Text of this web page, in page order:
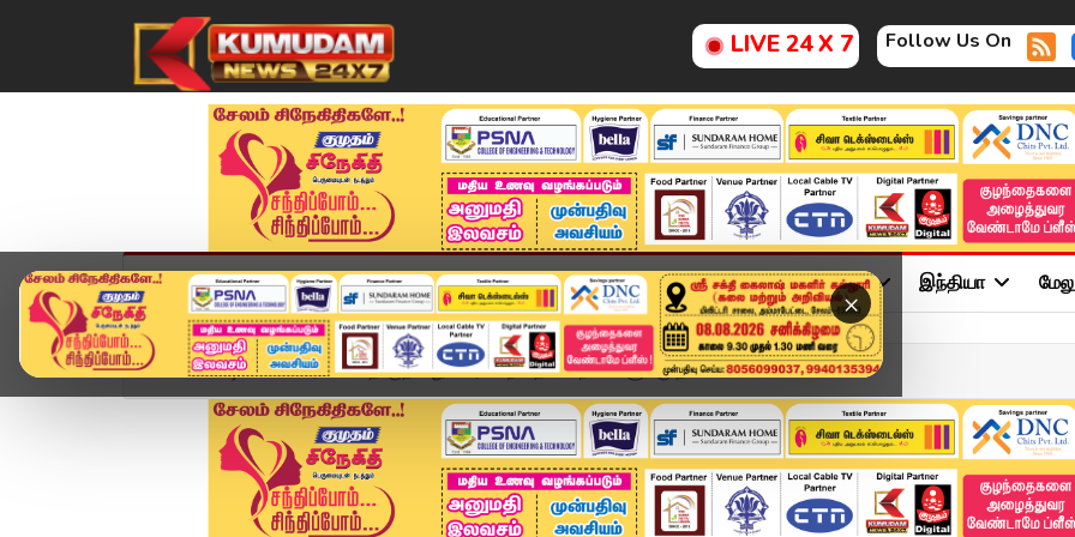
LIVE 24 X 7 Follow Us On
×
முகப்பு விளையாட்டு அண்மை தமிழ்நாடு சினிமா அரசியல் விளையாட்டு இந்தியா
Home வீடியோ ஸ்டோரி தொகுதி மறுவரையறை தென்மாநிலங்களுக்கு தண்டனையா? -...